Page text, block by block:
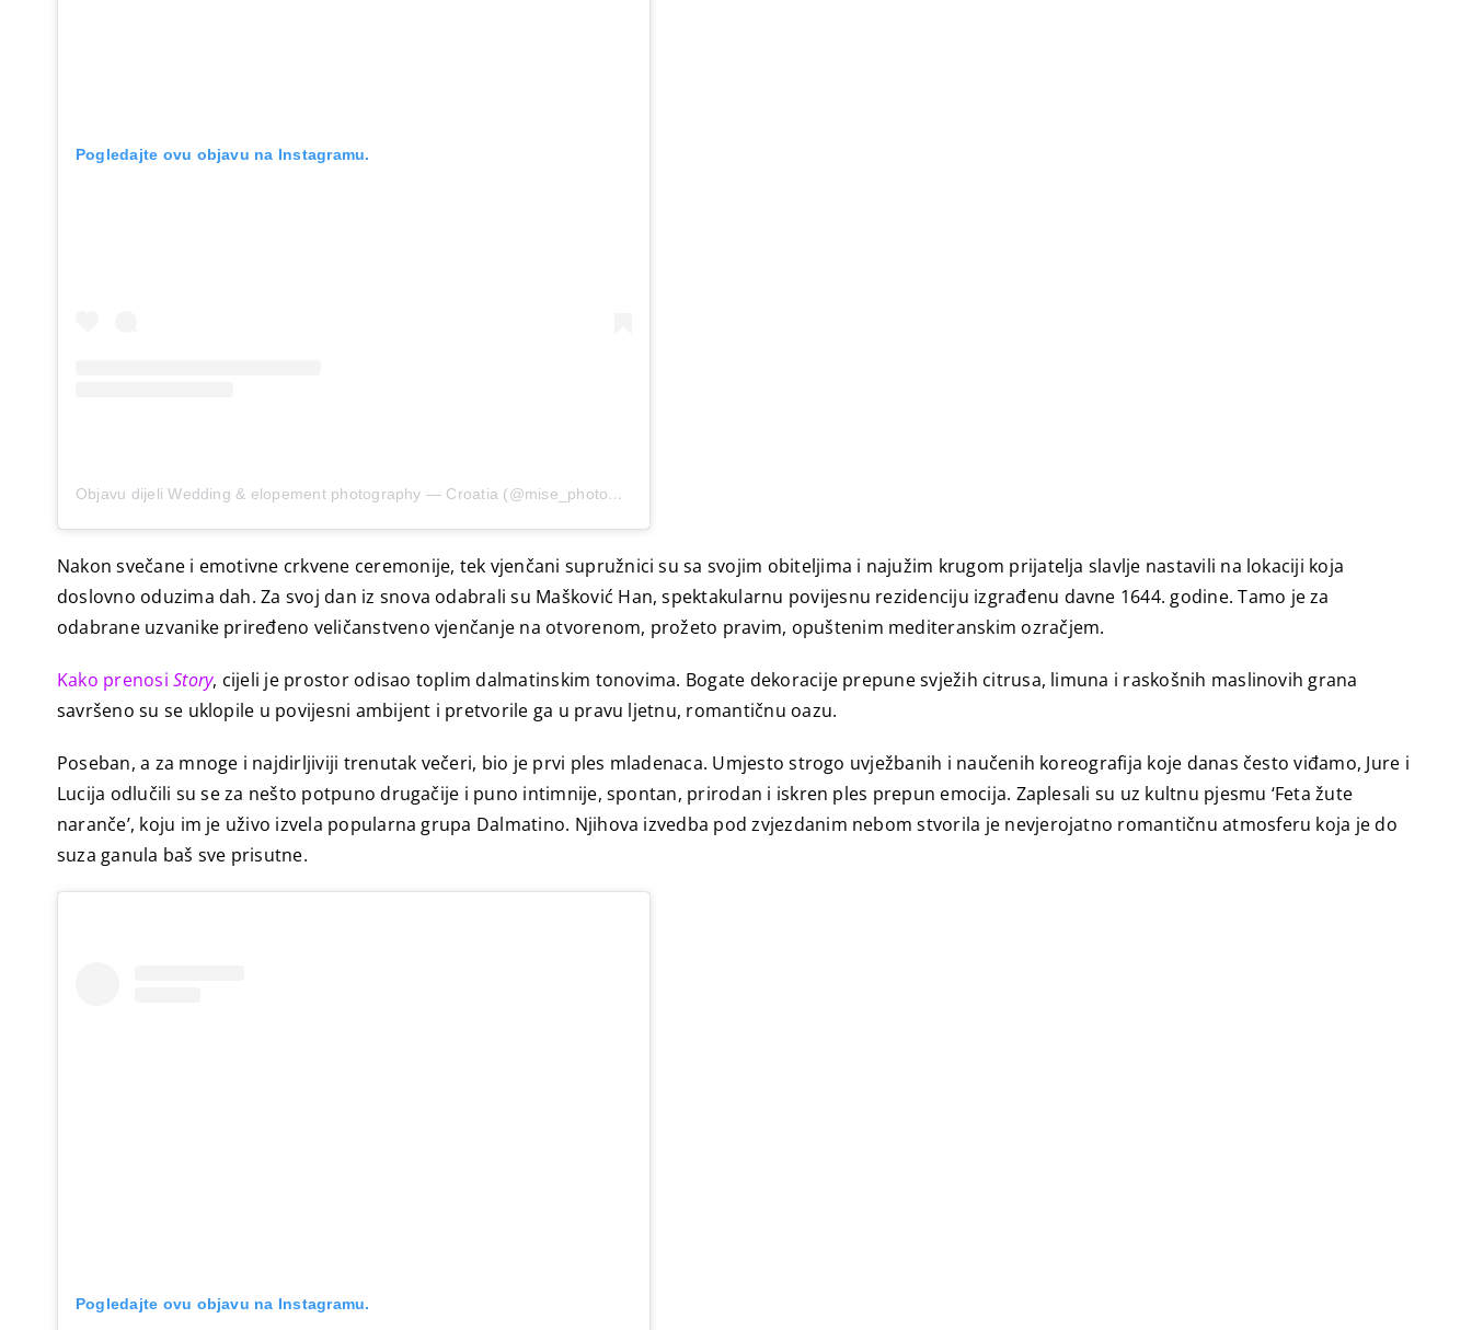
Pogledajte ovu objavu na Instagramu.
Objavu dijeli Wedding & elopement photography — Croatia (@mise_photography)
Nakon svečane i emotivne crkvene ceremonije, tek vjenčani supružnici su sa svojim obiteljima i najužim krugom prijatelja slavlje nastavili na lokaciji koja
doslovno oduzima dah. Za svoj dan iz snova odabrali su Mašković Han, spektakularnu povijesnu rezidenciju izgrađenu davne 1644. godine. Tamo je za
odabrane uzvanike priređeno veličanstveno vjenčanje na otvorenom, prožeto pravim, opuštenim mediteranskim ozračjem.
Kako prenosiStory, cijeli je prostor odisao toplim dalmatinskim tonovima. Bogate dekoracije prepune svježih citrusa, limuna i raskošnih maslinovih grana
savršeno su se uklopile u povijesni ambijent i pretvorile ga u pravu ljetnu, romantičnu oazu.
Poseban, a za mnoge i najdirljiviji trenutak večeri, bio je prvi ples mladenaca. Umjesto strogo uvježbanih i naučenih koreografija koje danas često viđamo, Jure i
Lucija odlučili su se za nešto potpuno drugačije i puno intimnije, spontan, prirodan i iskren ples prepun emocija. Zaplesali su uz kultnu pjesmu ‘Feta žute
naranče’, koju im je uživo izvela popularna grupa Dalmatino. Njihova izvedba pod zvjezdanim nebom stvorila je nevjerojatno romantičnu atmosferu koja je do
suza ganula baš sve prisutne.
Pogledajte ovu objavu na Instagramu.